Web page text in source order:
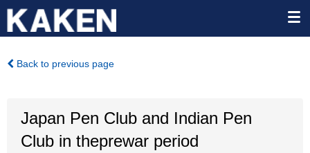
Back to previous page
Japan Pen Club and Indian Pen
Club in theprewar period